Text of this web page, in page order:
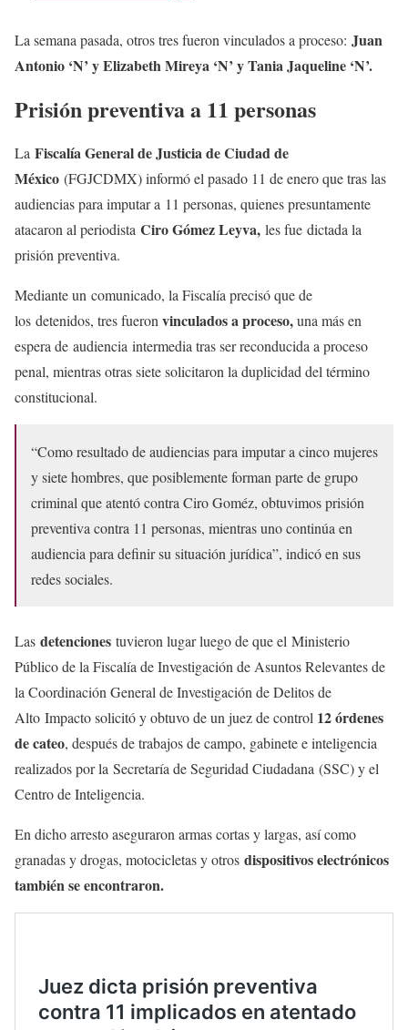
La semana pasada, otros tres fueron vinculados a proceso: Juan
Antonio ‘N’ y Elizabeth Mireya ‘N’ y Tania Jaqueline ‘N’.
Prisión preventiva a 11 personas
La Fiscalía General de Justicia de Ciudad de
México (FGJCDMX) informó el pasado 11 de enero que tras las
audiencias para imputar a 11 personas, quienes presuntamente
atacaron al periodista Ciro Gómez Leyva, les fue dictada la
prisión preventiva.
Mediante un comunicado, la Fiscalía precisó que de
los detenidos, tres fueron vinculados a proceso,una más en
espera de audiencia intermedia tras ser reconducida a proceso
penal, mientras otras siete solicitaron la duplicidad del término
constitucional.
“Como resultado de audiencias para imputar a cinco mujeres
y siete hombres, que posiblemente forman parte de grupo
criminal que atentó contra Ciro Goméz, obtuvimos prisión
preventiva contra 11 personas, mientras uno continúa en
audiencia para definir su situación jurídica”, indicó en sus
redes sociales.
Las detenciones tuvieron lugar luego de que el Ministerio
Público de la Fiscalía de Investigación de Asuntos Relevantes de
la Coordinación General de Investigación de Delitos de
Alto Impacto solicitó y obtuvo de un juez de control 12 órdenes
de cateo, después de trabajos de campo, gabinete e inteligencia
realizados por la Secretaría de Seguridad Ciudadana (SSC) y el
Centro de Inteligencia.
En dicho arresto aseguraron armas cortas y largas, así como
granadas y drogas, motocicletas y otros dispositivos electrónicos
también se encontraron.